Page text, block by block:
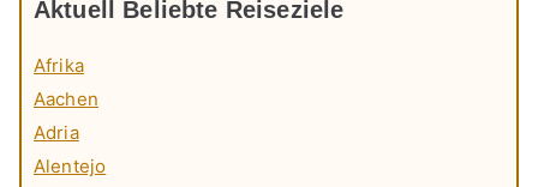
Aktuell Beliebte Reiseziele
Afrika
Aachen
Adria
Alentejo